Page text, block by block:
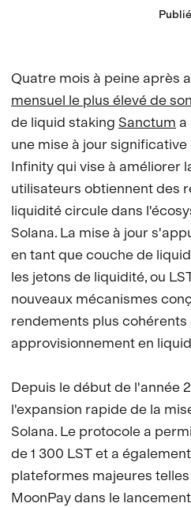
Publié
Quatre mois à peine après
mensuel le plus élevé de
de liquid staking Sanctum a
une mise à jour
Infinity qui vise à améliorer
utilisateurs obtiennent des
liquidité circule dans
Solana. La mise à jour
en tant que couche de
les jetons de liquidité, ou
nouveaux mécanismes
rendements plus cohérents
approvisionnement en
Depuis le début de l'année
l'expansion rapide de la
Solana. Le protocole a
de 1 300 LST et a
plateformes majeures
MoonPay dans le